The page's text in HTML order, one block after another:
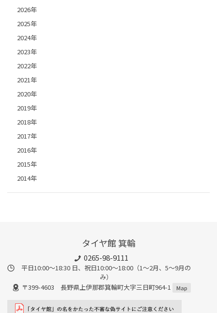
2026年
2025年
2024年
2023年
2022年
2021年
2020年
2019年
2018年
2017年
2016年
2015年
2014年
タイヤ館 箕輪
0265-98-9111
平日10:00～18:30 日、祝日10:00～18:00（1～2月、5～9月の
み）
〒399-4603 長野県上伊那郡箕輪町大字三日町964-1
Map